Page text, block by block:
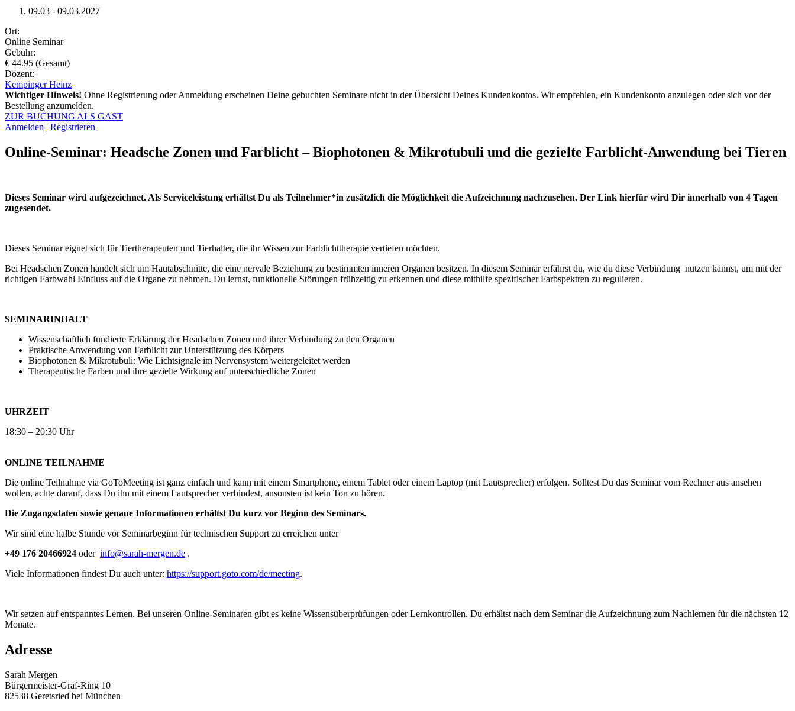
09.03 - 09.03.2027
Ort:
Online Seminar
Gebühr:
€ 44.95 (Gesamt)
Dozent:
Kempinger Heinz
Wichtiger Hinweis! Ohne Registrierung oder Anmeldung erscheinen Deine gebuchten Seminare nicht in der Übersicht Deines Kundenkontos. Wir empfehlen, ein Kundenkonto anzulegen oder sich vor der
Bestellung anzumelden.
ZUR BUCHUNG ALS GAST
Anmelden | Registrieren
Online-Seminar: Headsche Zonen und Farblicht – Biophotonen & Mikrotubuli und die gezielte Farblicht-Anwendung bei Tieren
Dieses Seminar wird aufgezeichnet. Als Serviceleistung erhältst Du als Teilnehmer*in zusätzlich die Möglichkeit die Aufzeichnung nachzusehen. Der Link hierfür wird Dir innerhalb von 4 Tagen
zugesendet.
Dieses Seminar eignet sich für Tiertherapeuten und Tierhalter, die ihr Wissen zur Farblichttherapie vertiefen möchten.
Bei Headschen Zonen handelt sich um Hautabschnitte, die eine nervale Beziehung zu bestimmten inneren Organen besitzen. In diesem Seminar erfährst du, wie du diese Verbindung nutzen kannst, um mit der
richtigen Farbwahl Einfluss auf die Organe zu nehmen. Du lernst, funktionelle Störungen frühzeitig zu erkennen und diese mithilfe spezifischer Farbspektren zu regulieren.
SEMINARINHALT
Wissenschaftlich fundierte Erklärung der Headschen Zonen und ihrer Verbindung zu den Organen
Praktische Anwendung von Farblicht zur Unterstützung des Körpers
Biophotonen & Mikrotubuli: Wie Lichtsignale im Nervensystem weitergeleitet werden
Therapeutische Farben und ihre gezielte Wirkung auf unterschiedliche Zonen
UHRZEIT
18:30 – 20:30 Uhr
ONLINE TEILNAHME
Die online Teilnahme via GoToMeeting ist ganz einfach und kann mit einem Smartphone, einem Tablet oder einem Laptop (mit Lautsprecher) erfolgen. Solltest Du das Seminar vom Rechner aus ansehen
wollen, achte darauf, dass Du ihn mit einem Lautsprecher verbindest, ansonsten ist kein Ton zu hören.
Die Zugangsdaten sowie genaue Informationen erhältst Du kurz vor Beginn des Seminars.
Wir sind eine halbe Stunde vor Seminarbeginn für technischen Support zu erreichen unter
+49 176 20466924 oder info@sarah-mergen.de .
Viele Informationen findest Du auch unter: https://support.goto.com/de/meeting.
Wir setzen auf entspanntes Lernen. Bei unseren Online-Seminaren gibt es keine Wissensüberprüfungen oder Lernkontrollen. Du erhältst nach dem Seminar die Aufzeichnung zum Nachlernen für die nächsten 12
Monate.
Adresse
Sarah Mergen
Bürgermeister-Graf-Ring 10
82538 Geretsried bei München